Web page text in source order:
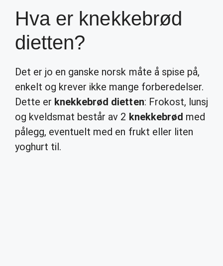
Hva er knekkebrød
dietten?
Det er jo en ganske norsk måte å spise på,
enkelt og krever ikke mange forberedelser.
Dette er knekkebrød dietten: Frokost, lunsj
og kveldsmat består av 2 knekkebrød med
pålegg, eventuelt med en frukt eller liten
yoghurt til.